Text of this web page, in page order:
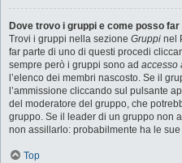
Dove trovo i gruppi e come posso
Trovi i gruppi nella sezione Gruppi nel
far parte di uno di questi procedi
sempre però i gruppi sono ad accesso
l’elenco dei membri nascosto. Se il
l’ammissione cliccando sul pulsante
del moderatore del gruppo, che
gruppo. Se il leader di un gruppo non
non assillarlo: probabilmente ha le
Top